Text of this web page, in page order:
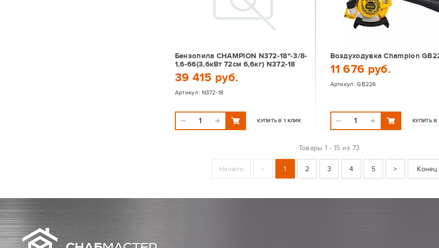
Бензопила CHAMPION N372-18"-3/8-
1,6-66(3,6кВт 72см 6,6кг) N372-18
39 415 руб.
Артикул: N372-18
КУПИТЬ В 1 КЛИК
Воздуходувка Champion
11 676 руб.
Артикул:GB226
КУПИТЬ В
Товары 1 - 15 из 73
Начало < 1 2 3 4 5 > Конец